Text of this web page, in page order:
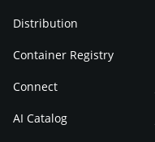
Distribution
Container Registry
Connect
AI Catalog